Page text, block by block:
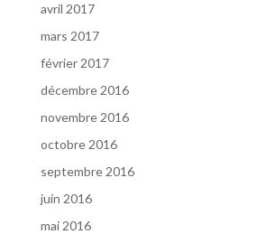
avril 2017
mars 2017
février 2017
décembre 2016
novembre 2016
octobre 2016
septembre 2016
juin 2016
mai 2016